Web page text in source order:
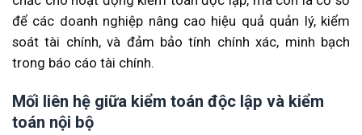
để các doanh nghiệp nâng cao hiệu quả quản lý, kiểm
soát tài chính, và đảm bảo tính chính xác, minh bạch
trong báo cáo tài chính.
Mối liên hệ giữa kiểm toán độc lập và kiểm
toán nội bộ